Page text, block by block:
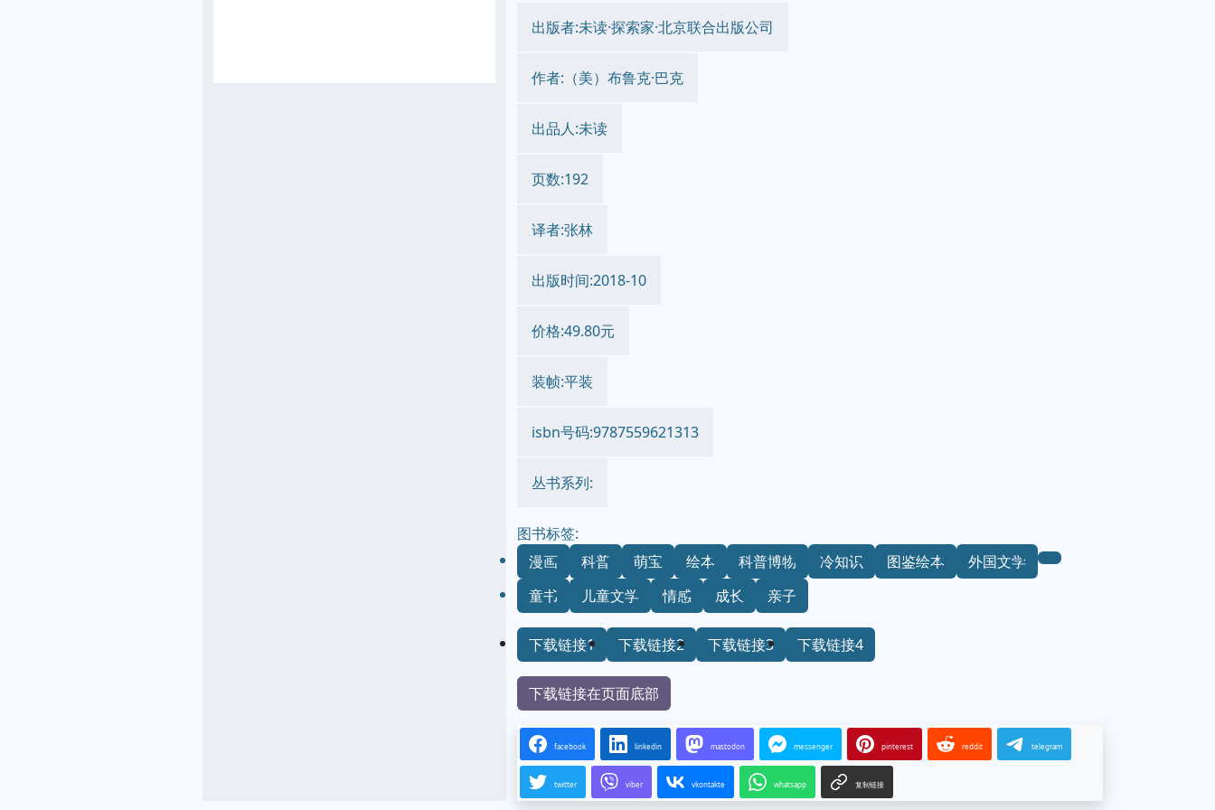
出版者:未读·探索家·北京联合出版公司
作者:（美）布鲁克·巴克
出品人:未读
页数:192
译者:张林
出版时间:2018-10
价格:49.80元
装帧:平装
isbn号码:9787559621313
丛书系列:
图书标签:
漫画
科普 萌宝 绘本 科普博物 冷知识 图鉴绘本
外国文学
童书
儿童文学 情感 成长 亲子
下载链接1 下载链接2 下载链接3 下载链接4
下载链接在页面底部
facebook linkedin mastodon messenger pinterest reddit telegram
twitter viber vkontakte whatsapp 复制链接